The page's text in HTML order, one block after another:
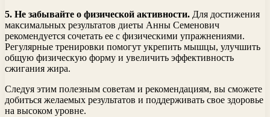
5. Не забывайте о физической активности. Для достижения
максимальных результатов диеты Анны Семенович
рекомендуется сочетать ее с физическими упражнениями.
Регулярные тренировки помогут укрепить мышцы, улучшить
общую физическую форму и увеличить эффективность
сжигания жира.
Следуя этим полезным советам и рекомендациям, вы сможете
добиться желаемых результатов и поддерживать свое здоровье
на высоком уровне.